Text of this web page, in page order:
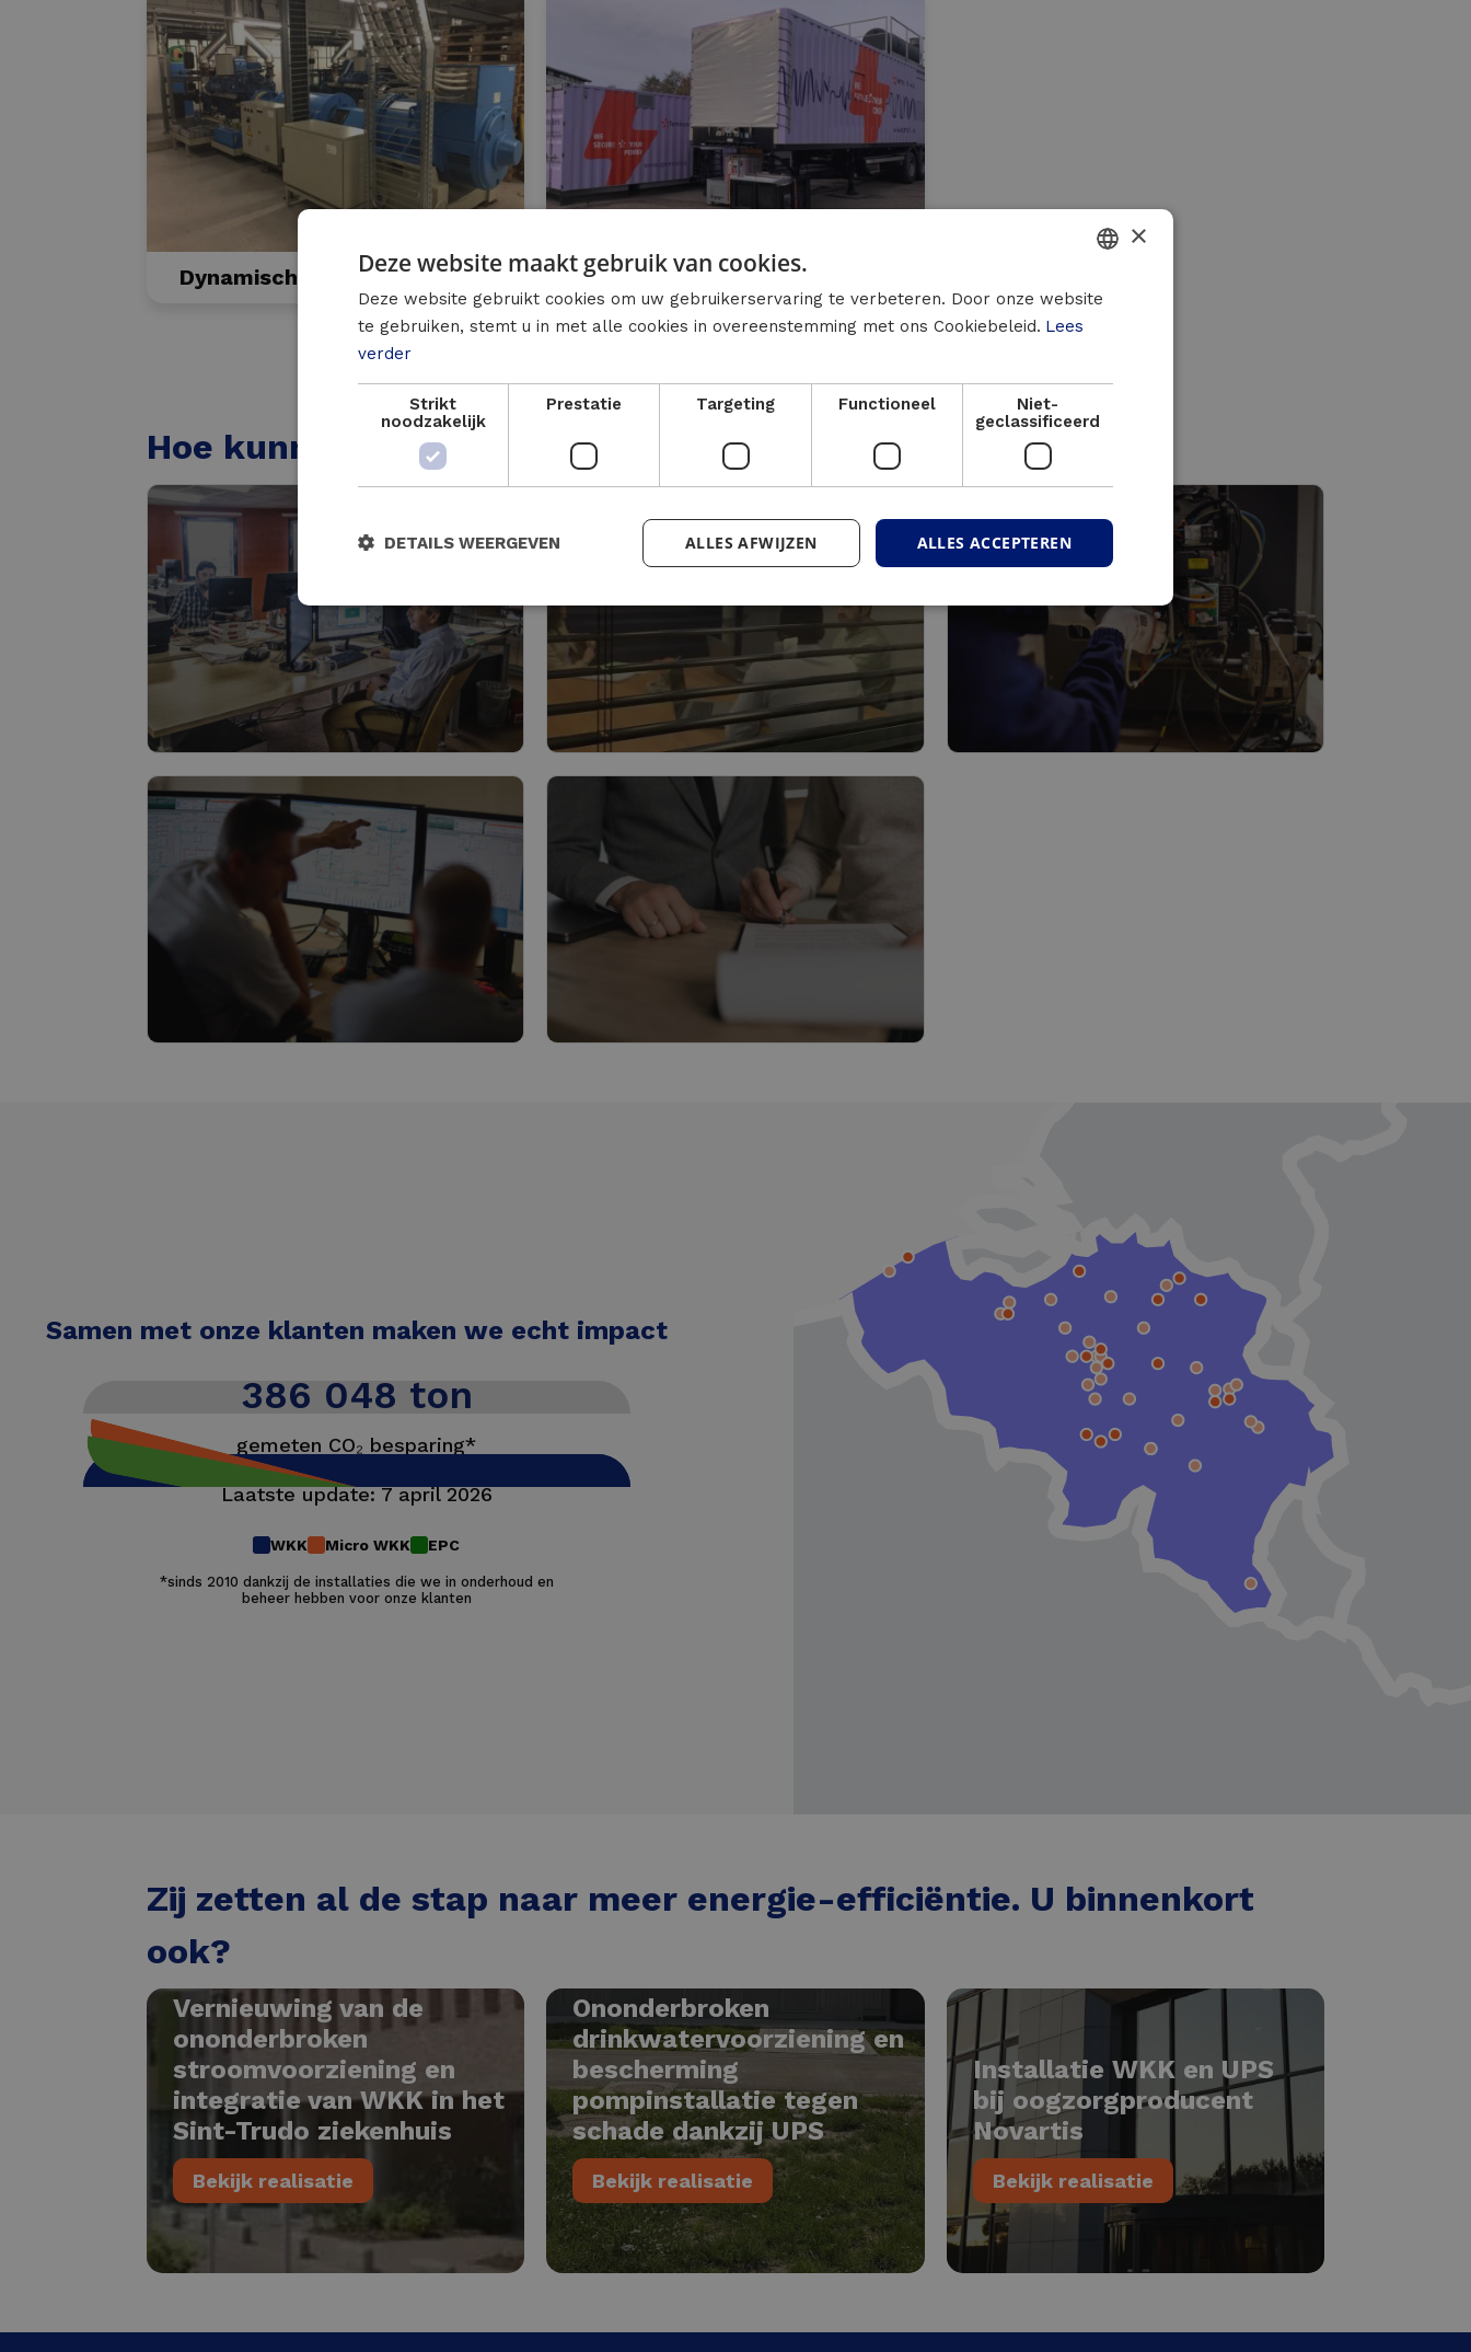
Dynamische UPS Mobiele UPS
Hoe kunnen we samenwerken?
Haalbaarheid & voortraject
Lees meer
Ontwerp & Bouw
Lees meer
Samen met onze klanten maken we echt impact
386 048 ton
gemeten CO₂ besparing*
Laatste update: 7 april 2026
WKK Micro WKK EPC
*sinds 2010 dankzij de installaties die we in onderhoud en
beheer hebben voor onze klanten
Zij zetten al de stap naar meer energie-efficiëntie. U binnenkort
ook?
Vernieuwing van de
ononderbroken
stroomvoorziening en
integratie van WKK in het
Sint-Trudo ziekenhuis
Bekijk realisatie
Ononderbroken
drinkwatervoorziening en
bescherming
pompinstallatie tegen
schade dankzij UPS
Bekijk realisatie
Installatie WKK en UPS
bij oogzorgproducent
Novartis
Bekijk realisatie
DUTCH
FRENCH
×
Deze website maakt gebruik van cookies.
Deze website gebruikt cookies om uw gebruikerservaring te verbeteren. Door onze website
te gebruiken, stemt u in met alle cookies in overeenstemming met ons Cookiebeleid. Lees
verder
Strikt
noodzakelijk
Prestatie Targeting Functioneel
Niet-
geclassificeerd
ALLES ACCEPTEREN
ALLES AFWIJZEN
DETAILS WEERGEVEN